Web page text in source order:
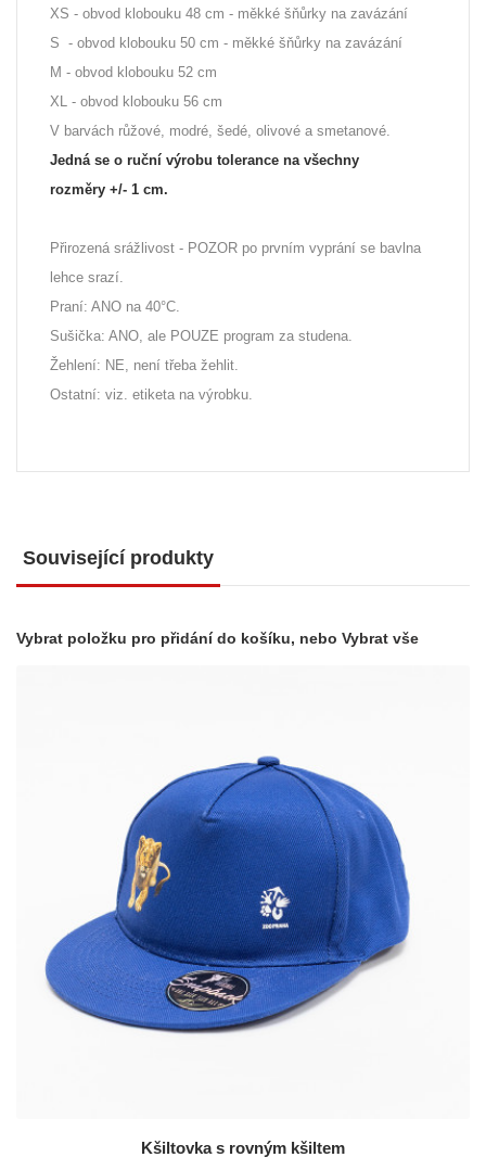
XS - obvod klobouku 48 cm - měkké šňůrky na zavázání
S - obvod klobouku 50 cm - měkké šňůrky na zavázání
M - obvod klobouku 52 cm
XL - obvod klobouku 56 cm
V barvách růžové, modré, šedé, olivové a smetanové.
Jedná se o ruční výrobu tolerance na všechny
rozměry +/- 1 cm.
Přirozená srážlivost - POZOR po prvním vyprání se bavlna
lehce srazí.
Praní: ANO na 40°C.
Sušička: ANO, ale POUZE program za studena.
Žehlení: NE, není třeba žehlit.
Ostatní: viz. etiketa na výrobku.
Související produkty
Vybrat položku pro přidání do košíku, nebo Vybrat vše
Kšiltovka s rovným kšiltem